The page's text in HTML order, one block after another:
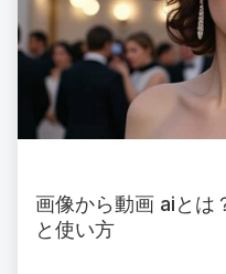
画像から動画 aiとは
と使い方